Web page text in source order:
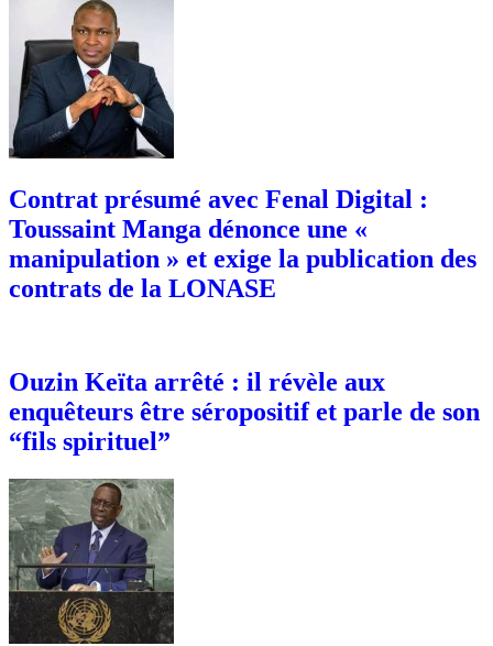
Contrat présumé avec Fenal Digital :
Toussaint Manga dénonce une «
manipulation » et exige la publication des
contrats de la LONASE
Ouzin Keïta arrêté : il révèle aux
enquêteurs être séropositif et parle de son
“fils spirituel”